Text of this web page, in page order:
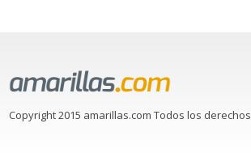
Copyright 2015 amarillas.com Todos los